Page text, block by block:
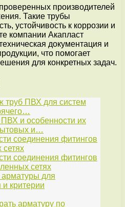
производителей
Такие трубы
устойчивость к коррозии и
компании Акапласт
документация и
что помогает
для конкретных задач.
труб ПВХ для систем
и особенности их
и…
соединения фитингов
соединения фитингов
сетях
для
критерии
арматуру по